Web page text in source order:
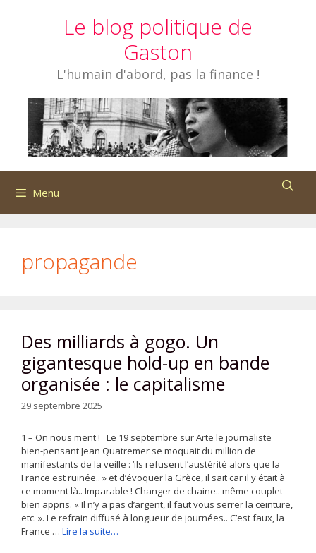
Le blog politique de
Gaston
L'humain d'abord, pas la finance !
Menu
propagande
Des milliards à gogo. Un
gigantesque hold-up en bande
organisée : le capitalisme
29 septembre 2025
1 – On nous ment ! Le 19 septembre sur Arte le journaliste
bien-pensant Jean Quatremer se moquait du million de
manifestants de la veille : ‘ils refusent l’austérité alors que la
France est ruinée.. » et d’évoquer la Grèce, il sait car il y était à
ce moment là.. Imparable ! Changer de chaine.. même couplet
bien appris. « Il n’y a pas d’argent, il faut vous serrer la ceinture,
etc. ». Le refrain diffusé à longueur de journées.. C’est faux, la
France … Lire la suite…